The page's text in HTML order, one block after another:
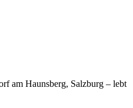
am Haunsberg, Salzburg – lebt